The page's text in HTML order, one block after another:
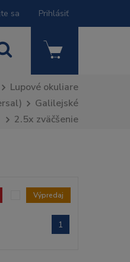
sa Prihlásiť
Lupové okuliare
Galilejské
2.5x zväčšenie
Výpredaj
1